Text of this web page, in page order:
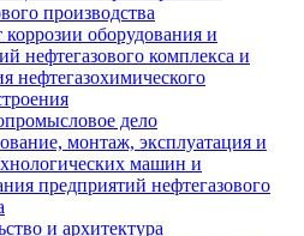
производства
коррозии оборудования и
нефтегазового комплекса и
нефтегазохимического
дело
монтаж, эксплуатация и
машин и
предприятий нефтегазового
и архитектура